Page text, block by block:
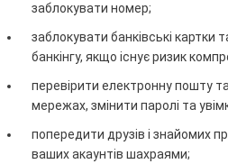
заблокувати номер;
заблокувати банківські картки
банкінгу, якщо існує ризик
перевірити електронну пошту
мережах, змінити паролі та
попередити друзів і знайомих
ваших акаунтів шахраями;